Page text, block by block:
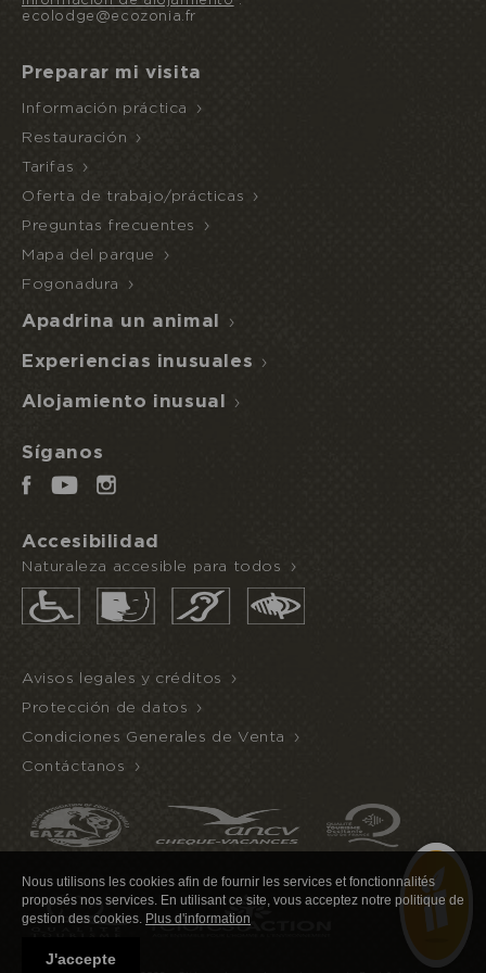
ecolodge@ecozonia.fr
Preparar mi visita
Información práctica
Restauración
Tarifas
Oferta de trabajo/prácticas
Preguntas frecuentes
Mapa del parque
Fogonadura
Apadrina un animal
Experiencias inusuales
Alojamiento inusual
Síganos
Accesibilidad
Naturaleza accesible para todos
Avisos legales y créditos
Protección de datos
Condiciones Generales de Venta
Contáctanos
Nous utilisons les cookies afin de fournir les services et fonctionnalités
proposés nos services. En utilisant ce site, vous acceptez notre politique de
gestion des cookies. Plus d'information
J'accepte